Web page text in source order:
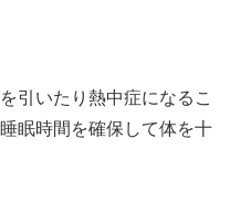
引いたり熱中症になるこ
眠時間を確保して体を十